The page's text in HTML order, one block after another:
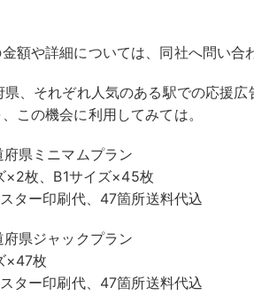
額や詳細については、同社へ問い合
県、それぞれ人気のある駅での応援
この機会に利用してみては。
県ミニマムプラン
×2枚、B1サイズ×45枚
ター印刷代、47箇所送料代込
県ジャックプラン
×47枚
ター印刷代、47箇所送料代込